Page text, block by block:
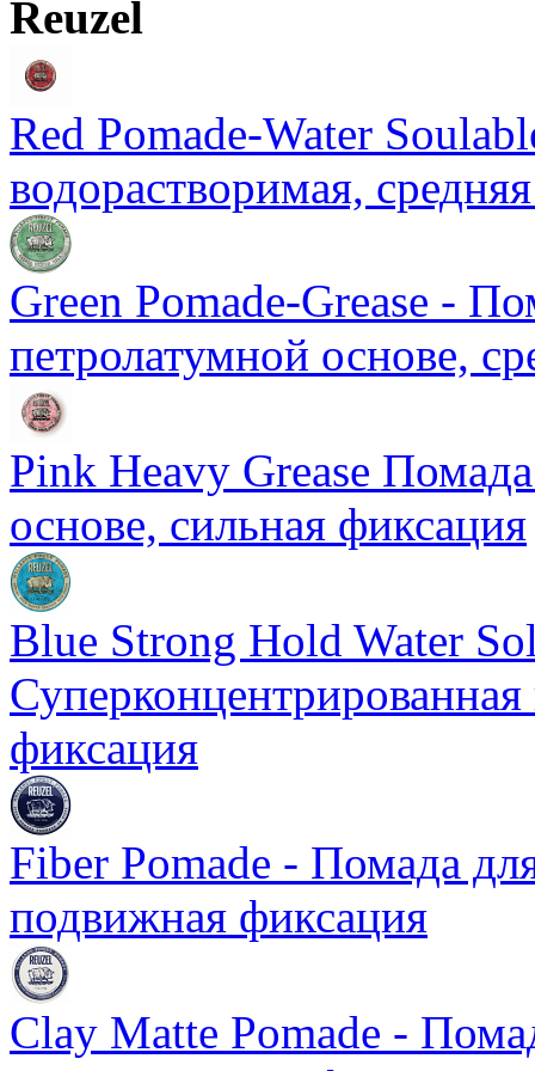
Reuzel
Red Pomade-Water
водорастворимая,
Green Pomade-Grease -
петролатумной основе,
Pink Heavy Grease
основе, сильная фиксация
Blue Strong Hold Water
фиксация
Fiber Pomade - Помада
подвижная фиксация
Clay Matte Pomade -